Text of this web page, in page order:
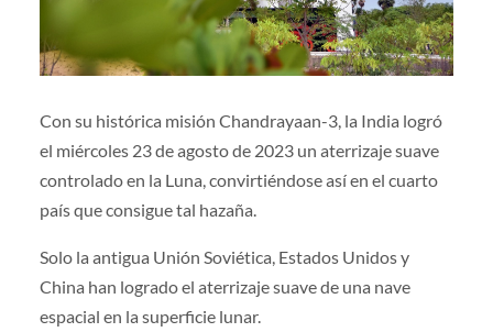
Con su histórica misión Chandrayaan-3, la India logró
el miércoles 23 de agosto de 2023 un aterrizaje suave
controlado en la Luna, convirtiéndose así en el cuarto
país que consigue tal hazaña.
Solo la antigua Unión Soviética, Estados Unidos y
China han logrado el aterrizaje suave de una nave
espacial en la superficie lunar.